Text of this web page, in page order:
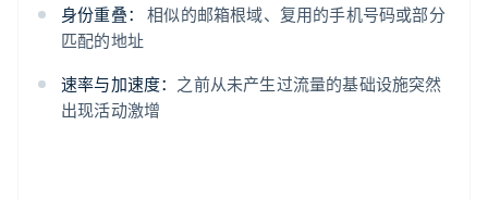
身份重叠：
相似的邮箱根域、复用的手机号码或部分
匹配的地址
速率与加速度： 之前从未产生过流量的基础设施突然
出现活动激增